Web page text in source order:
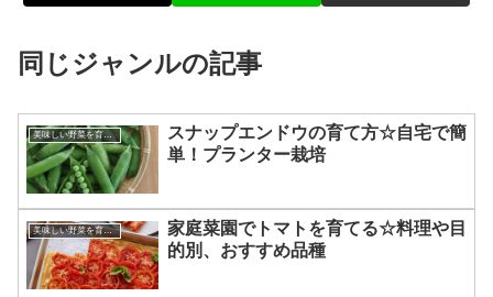
同じジャンルの記事
美味しい野菜を育てるコツ
スナップエンドウの育て方☆自宅で簡
単！プランター栽培
美味しい野菜を育てるコツ
家庭菜園でトマトを育てる☆料理や目
的別、おすすめ品種